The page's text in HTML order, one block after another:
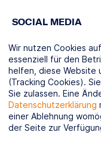
SOCIAL MEDIA
Wir nutzen Cookies
essenziell für den
helfen, diese Website
(Tracking Cookies).
Sie zulassen. Eine
Datenschutzerklärung
einer Ablehnung
der Seite zur